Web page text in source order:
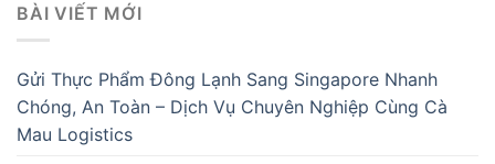
BÀI VIẾT MỚI
Gửi Thực Phẩm Đông Lạnh Sang Singapore Nhanh
Chóng, An Toàn – Dịch Vụ Chuyên Nghiệp Cùng Cà
Mau Logistics